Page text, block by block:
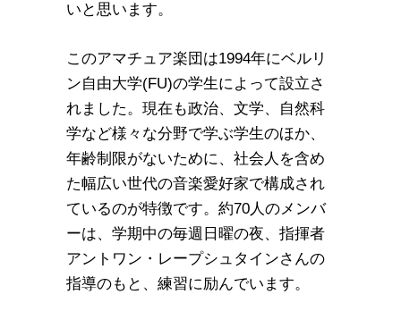
いと思います。
このアマチュア楽団は1994年にベルリ
ン自由大学(FU)の学生によって設立さ
れました。現在も政治、文学、自然科
学など様々な分野で学ぶ学生のほか、
年齢制限がないために、社会人を含め
た幅広い世代の音楽愛好家で構成され
ているのが特徴です。約70人のメンバ
ーは、学期中の毎週日曜の夜、指揮者
アントワン・レープシュタインさんの
指導のもと、練習に励んでいます。